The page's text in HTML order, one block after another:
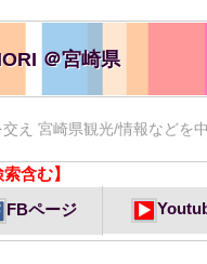
＠宮崎県
え 宮崎県観光/情報などを
含む】
FBページ